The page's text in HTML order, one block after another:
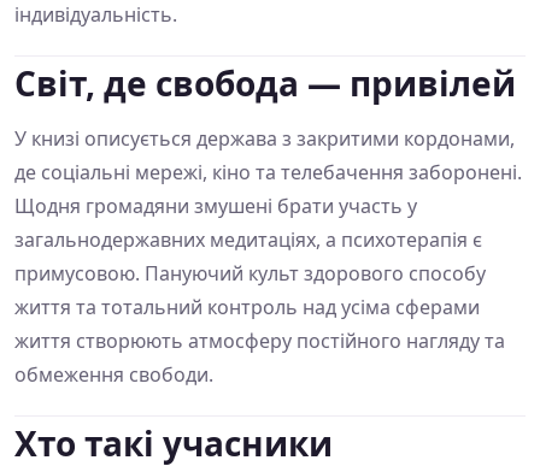
індивідуальність.
Світ, де свобода — привілей
У книзі описується держава з закритими кордонами,
де соціальні мережі, кіно та телебачення заборонені.
Щодня громадяни змушені брати участь у
загальнодержавних медитаціях, а психотерапія є
примусовою. Пануючий культ здорового способу
життя та тотальний контроль над усіма сферами
життя створюють атмосферу постійного нагляду та
обмеження свободи.
Хто такі учасники